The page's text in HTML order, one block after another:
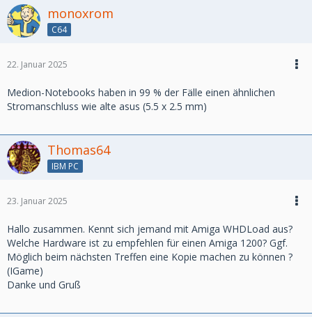
monoxrom
C64
22. Januar 2025
Medion-Notebooks haben in 99 % der Fälle einen ähnlichen
Stromanschluss wie alte asus (5.5 x 2.5 mm)
Thomas64
IBM PC
23. Januar 2025
Hallo zusammen. Kennt sich jemand mit Amiga WHDLoad aus?
Welche Hardware ist zu empfehlen für einen Amiga 1200? Ggf.
Möglich beim nächsten Treffen eine Kopie machen zu können ?
(IGame)
Danke und Gruß